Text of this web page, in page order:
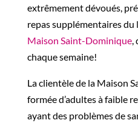
extrêmement dévoués,
repas supplémentaires
Maison Saint-Dominique,
chaque semaine!
La clientèle de la Maison
formée d’adultes à faible
ayant des problèmes de